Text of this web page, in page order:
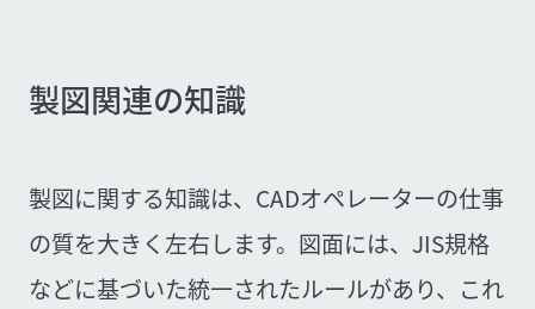
製図関連の知識
製図に関する知識は、CADオペレーターの仕事
の質を大きく左右します。図面には、JIS規格
などに基づいた統一されたルールがあり、これ